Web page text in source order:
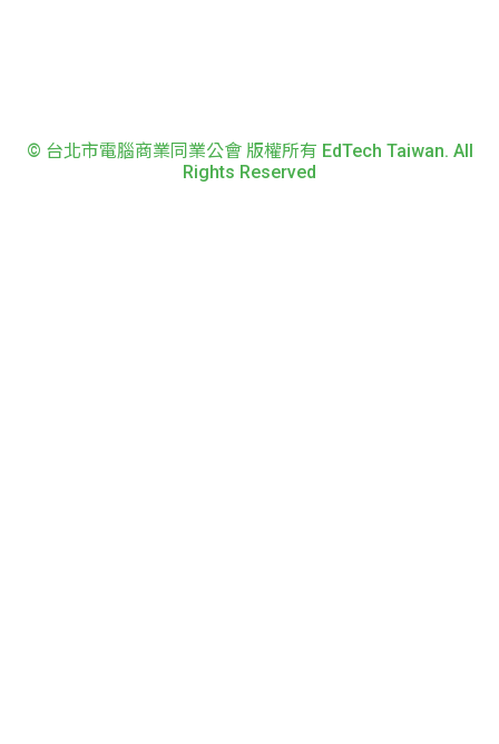
© 台北市電腦商業同業公會 版權所有 EdTech Taiwan. All
Rights Reserved